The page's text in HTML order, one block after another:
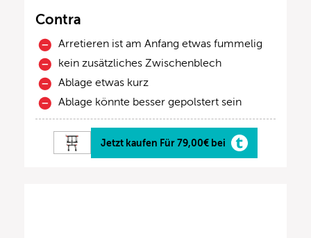
Contra
Arretieren ist am Anfang etwas fummelig
kein zusätzliches Zwischenblech
Ablage etwas kurz
Ablage könnte besser gepolstert sein
Jetzt kaufen Für 79,00€ bei